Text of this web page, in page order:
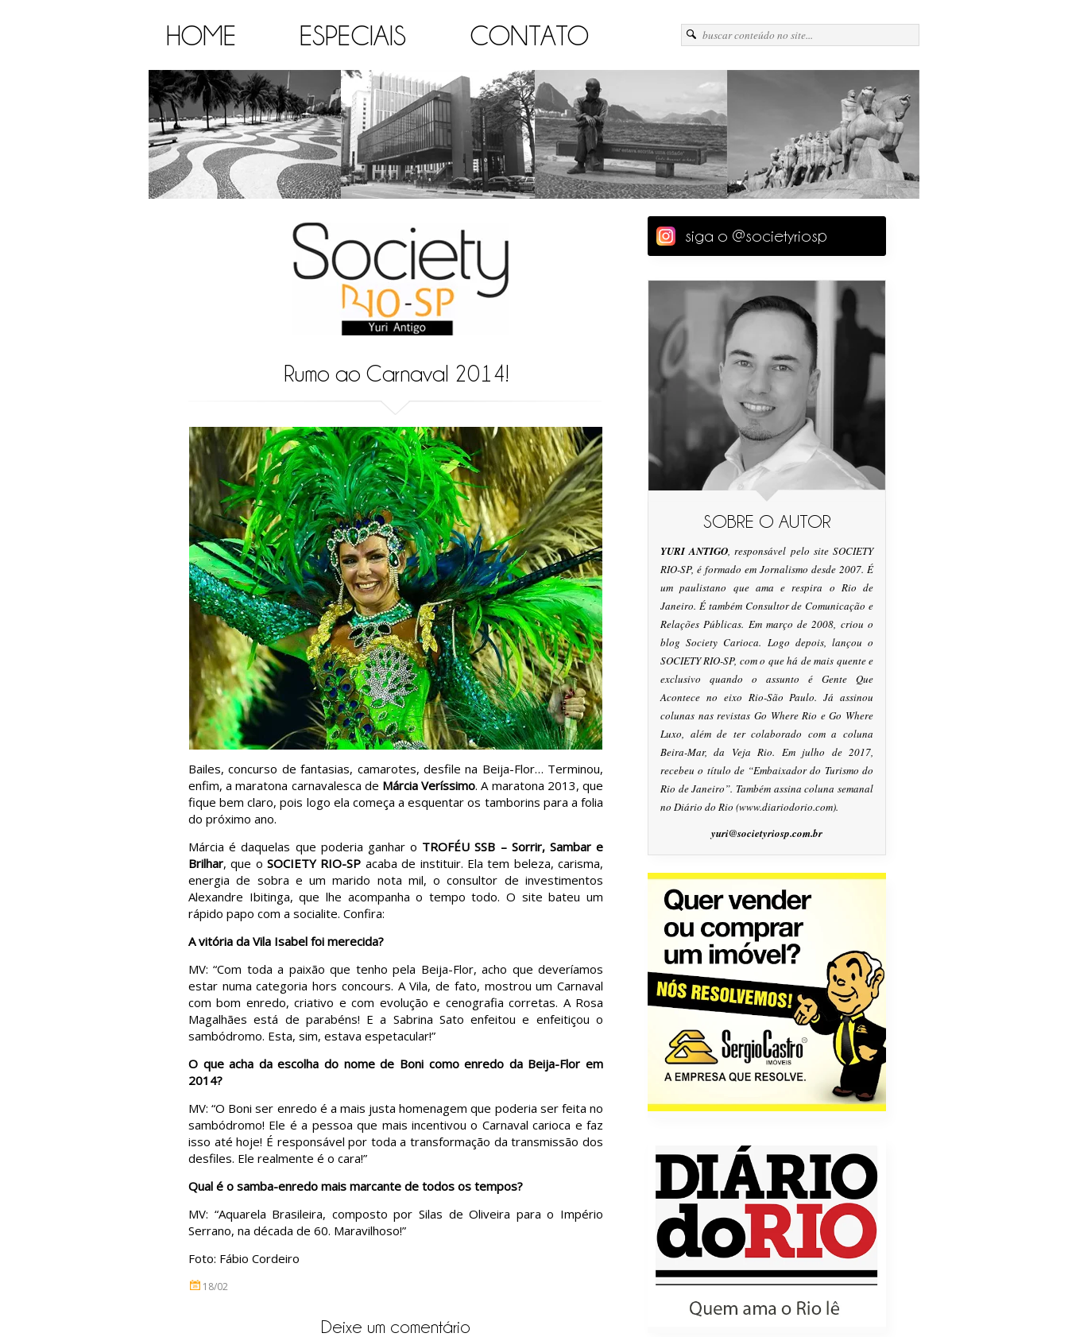
HOME ESPECIAIS CONTATO
Rumo ao Carnaval 2014!
Bailes, concurso de fantasias, camarotes, desfile na Beija-Flor… Terminou,
enfim, a maratona carnavalesca de Márcia Veríssimo. A maratona 2013, que
fique bem claro, pois logo ela começa a esquentar os tamborins para a folia
do próximo ano.
Márcia é daquelas que poderia ganhar o TROFÉU SSB – Sorrir, Sambar e
Brilhar, que oSOCIETY RIO-SP acaba de instituir. Ela tem beleza, carisma,
energia de sobra e um marido nota mil, o consultor de investimentos
Alexandre Ibitinga, que lhe acompanha o tempo todo. O site bateu um
rápido papo com a socialite. Confira:
A vitória da Vila Isabel foi merecida?
MV: “Com toda a paixão que tenho pela Beija-Flor, acho que deveríamos
estar numa categoria hors concours. A Vila, de fato, mostrou um Carnaval
com bom enredo, criativo e com evolução e cenografia corretas. A Rosa
Magalhães está de parabéns! E a Sabrina Sato enfeitou e enfeitiçou o
sambódromo. Esta, sim, estava espetacular!”
O que acha da escolha do nome de Boni como enredo da Beija-Flor em
2014?
MV: “O Boni ser enredo é a mais justa homenagem que poderia ser feita no
sambódromo! Ele é a pessoa que mais incentivou o Carnaval carioca e faz
isso até hoje! É responsável por toda a transformação da transmissão dos
desfiles. Ele realmente é o cara!”
Qual é o samba-enredo mais marcante de todos os tempos?
MV: “Aquarela Brasileira, composto por Silas de Oliveira para o Império
Serrano, na década de 60. Maravilhoso!”
Foto: Fábio Cordeiro
18/02
Deixe um comentário
siga o @societyriosp
SOBRE O AUTOR
YURI ANTIGO, responsável pelo site SOCIETY
RIO-SP, é formado em Jornalismo desde 2007. É
um paulistano que ama e respira o Rio de
Janeiro. É também Consultor de Comunicação e
Relações Públicas. Em março de 2008, criou o
blog Society Carioca. Logo depois, lançou o
SOCIETY RIO-SP, com o que há de mais quente e
exclusivo quando o assunto é Gente Que
Acontece no eixo Rio-São Paulo. Já assinou
colunas nas revistas Go Where Rio e Go Where
Luxo, além de ter colaborado com a coluna
Beira-Mar, da Veja Rio. Em julho de 2017,
recebeu o título de “Embaixador do Turismo do
Rio de Janeiro”. Também assina coluna semanal
no Diário do Rio (www.diariodorio.com).
yuri@societyriosp.com.br